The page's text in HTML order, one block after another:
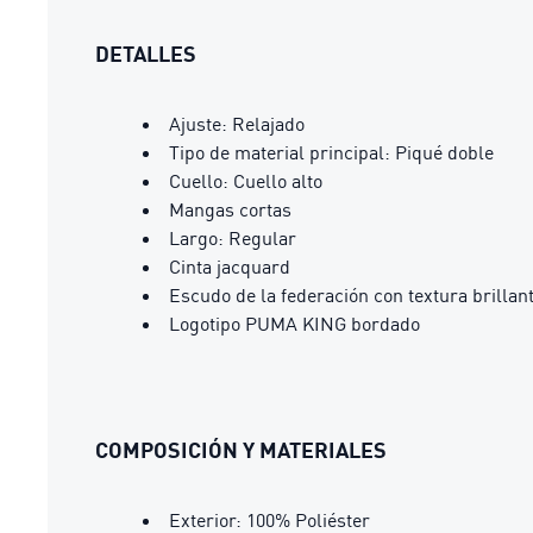
DETALLES
Ajuste: Relajado
Tipo de material principal: Piqué doble
Cuello: Cuello alto
Mangas cortas
Largo: Regular
Cinta jacquard
Escudo de la federación con textura
Logotipo PUMA KING bordado
COMPOSICIÓN Y MATERIALES
Exterior: 100% Poliéster